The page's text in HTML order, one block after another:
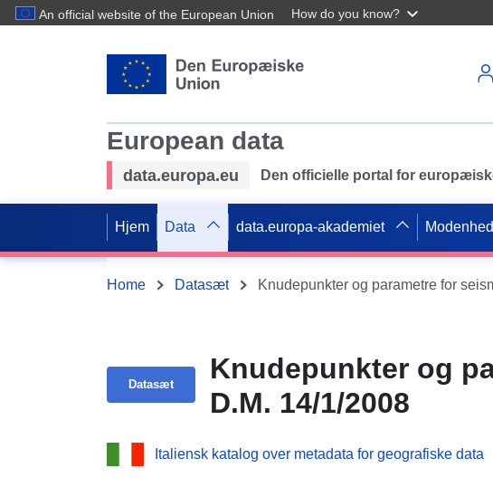
An official website of the European Union How do you know?
European data
data.europa.eu Den officielle portal for
Hjem Data data.europa-akademiet
Home Datasæt Knudepunkter og parametre for
Datasæt
Knudepunkter og
D.M. 14/1/2008
Italiensk katalog over metadata for geografiske data